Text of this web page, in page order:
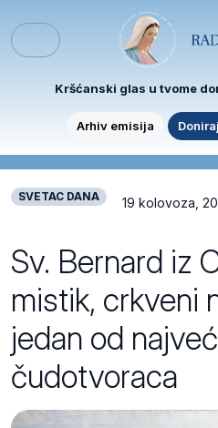
Menu
Kršćanski glas u tvome
Arhiv emisija
SVETAC DANA 19 kolovoza,
Sv. Bernard iz
mistik, crkveni
jedan od
čudotvoraca